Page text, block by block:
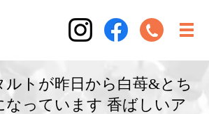
ルトが昨日から白苺&とち
なっています 香ばしいア